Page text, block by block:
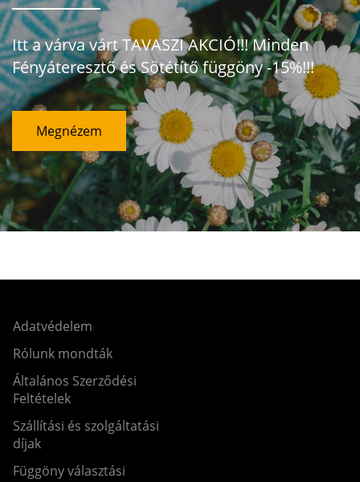
Itt a várva várt TAVASZI AKCIÓ!!! Minden
Fényáteresztő és Sötétítő függöny -15%!!!
Megnézem
Adatvédelem
Rólunk mondták
Általános Szerződési
Feltételek
Szállítási és szolgáltatási
díjak
Függöny választási